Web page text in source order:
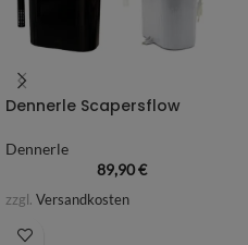
Dennerle Scapersflow
Dennerle
89,90€
zzgl. Versandkosten